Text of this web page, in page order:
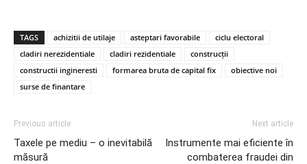
TAGS achizitii de utilaje asteptari favorabile
ciclu electoral
cladiri nerezidentiale
cladiri rezidentiale
construcții
constructii ingineresti
formarea bruta de capital fix
obiective noi
surse de finantare
Previous article
Taxele pe mediu – o inevitabilă
măsură
Next article
Instrumente mai eficiente în
combaterea fraudei din